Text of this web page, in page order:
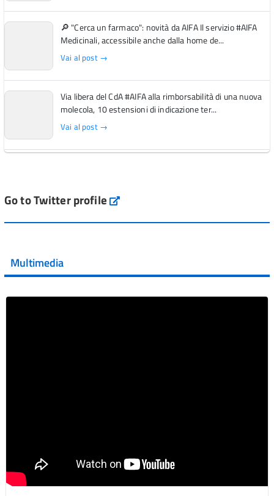
🔎 "Cerca un farmaco": novità da AIFA Il servizio #AIFA
Medicinali, accessibile anche dalla home de...
Vai al post →
Via libera del CdA #AIFA alla rimborsabilità di una nuova
molecola, 10 estensioni di indicazione ter...
Vai al post →
Vai al post →
Vai al post →
Go to Twitter profile aifa_ufficiale
Multimedia